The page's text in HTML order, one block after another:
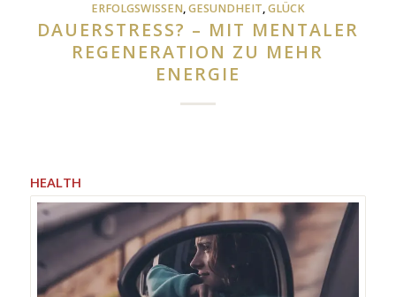
ERFOLGSWISSEN,GESUNDHEIT,GLÜCK
DAUERSTRESS? – MIT MENTALER
REGENERATION ZU MEHR
ENERGIE
HEALTH